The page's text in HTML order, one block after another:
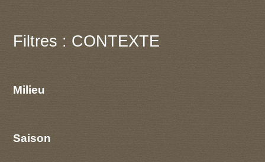
Filtres : CONTEXTE
Milieu
Saison